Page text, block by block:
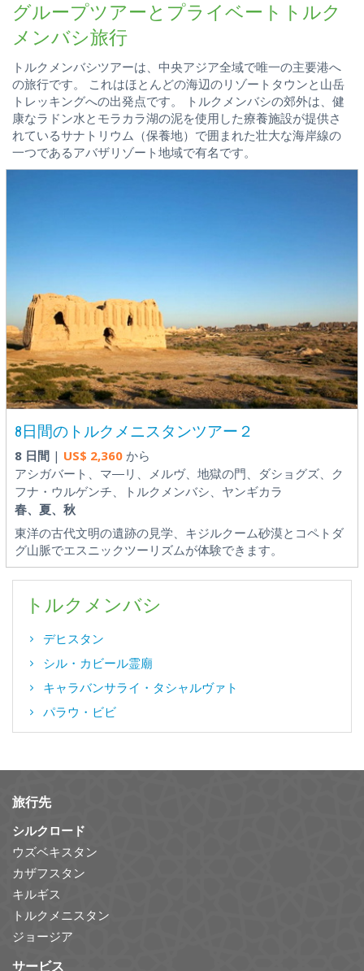
グループツアーとプライベートトルク
メンバシ旅行
トルクメンバシツアーは、中央アジア全域で唯一の主要港へ
の旅行です。 これはほとんどの海辺のリゾートタウンと山岳
トレッキングへの出発点です。 トルクメンバシの郊外は、健
康なラドン水とモラカラ湖の泥を使用した療養施設が提供さ
れているサナトリウム（保養地）で囲まれた壮大な海岸線の
一つであるアバザリゾート地域で有名です。
8日間のトルクメニスタンツアー２
8 日間 | US$ 2,360 から
アシガバート、マ―リ、メルヴ、地獄の門、ダショグズ、ク
フナ・ウルゲンチ、トルクメンバシ、ヤンギカラ
春、夏、秋
東洋の古代文明の遺跡の見学、キジルクーム砂漠とコペトダ
グ山脈でエスニックツーリズムが体験できます。
トルクメンバシ
デヒスタン
シル・カビール霊廟
キャラバンサライ・タシャルヴァト
パラウ・ビビ
旅行先
シルクロード
ウズベキスタン
カザフスタン
キルギス
トルクメニスタン
ジョージア
サービス